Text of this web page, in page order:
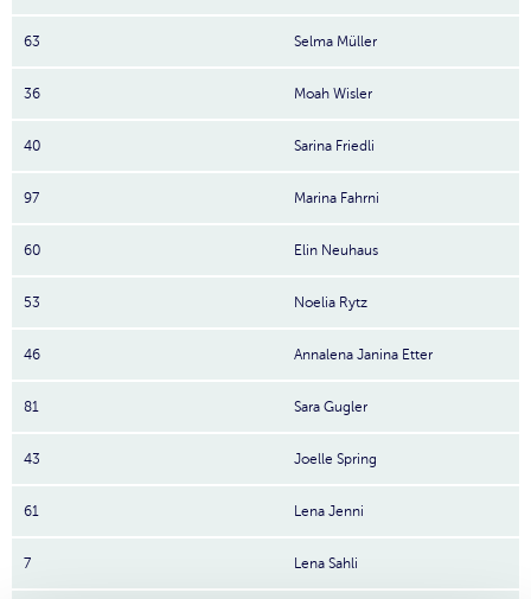
63 Selma Müller
36 Moah Wisler
40 Sarina Friedli
97 Marina Fahrni
60 Elin Neuhaus
53 Noelia Rytz
46 Annalena Janina Etter
81 Sara Gugler
43 Joelle Spring
61 Lena Jenni
7 Lena Sahli